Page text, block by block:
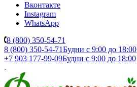
Вконтакте
Instagram
WhatsApp
8 (800) 350-54-71
8 (800) 350-54-71Будни с 9:00 до 18:00
+7 903 177-99-09Будни с 9:00 до 18:00